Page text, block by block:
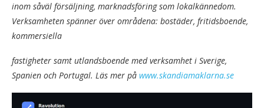
inom såväl försäljning, marknadsföring som lokalkännedom.
Verksamheten spänner över områdena: bostäder, fritidsboende,
kommersiella
fastigheter samt utlandsboende med verksamhet i Sverige,
Spanien och Portugal. Läs mer på www.skandiamaklarna.se